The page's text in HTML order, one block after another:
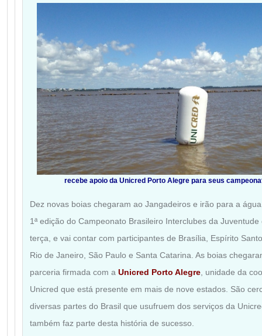
recebe apoio da Unicred Porto Alegre para seus
Dez novas boias chegaram ao Jangadeiros e irão para a
1ª edição do Campeonato Brasileiro Interclubes da
terça, e vai contar com participantes de Brasília, Espírito
Rio de Janeiro, São Paulo e Santa Catarina. As boias
parceria firmada com a Unicred Porto Alegre , unidade da
Unicred que está presente em mais de nove estados. São
diversas partes do Brasil que usufruem dos serviços da
também faz parte desta história de sucesso.